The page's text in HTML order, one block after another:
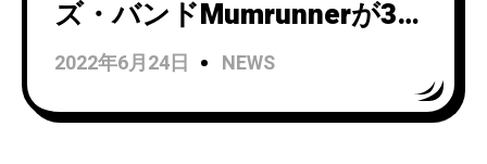
ズ・バンドMumrunnerが3月
27日にリリースされるアル
バム「Valeriana」から
「Foe」のMVを公開！
2022年6月24日 NEWS